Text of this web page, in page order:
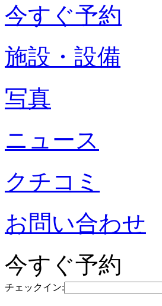
今すぐ予約
施設・設備
写真
ニュース
クチコミ
お問い合わせ
今すぐ予約
チェックイン: